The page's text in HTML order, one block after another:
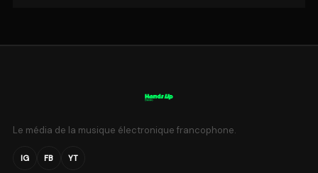
Le média de la musique électronique francophone.
IG FB YT